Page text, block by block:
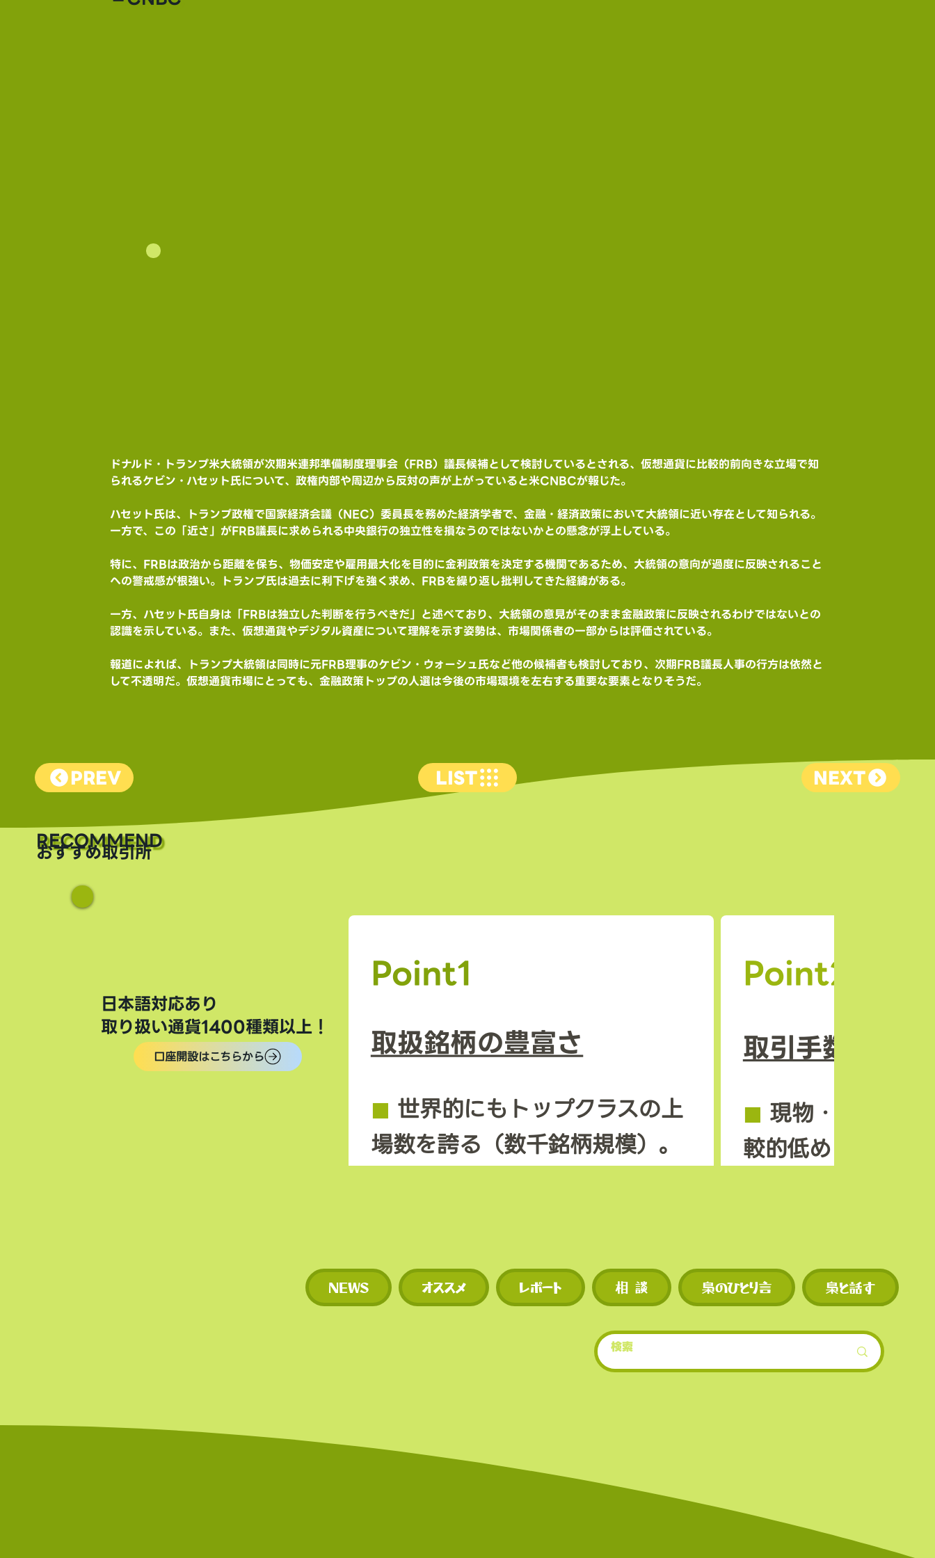
ドナルド・トランプ米大統領が次期米連邦準備制度理事会（FRB）議長候補として検討しているとされる、仮想通貨に比較的前向きな立場で知
られるケビン・ハセット氏について、政権内部や周辺から反対の声が上がっていると米CNBCが報じた。
ハセット氏は、トランプ政権で国家経済会議（NEC）委員長を務めた経済学者で、金融・経済政策において大統領に近い存在として知られる。
一方で、この「近さ」がFRB議長に求められる中央銀行の独立性を損なうのではないかとの懸念が浮上している。
特に、FRBは政治から距離を保ち、物価安定や雇用最大化を目的に金利政策を決定する機関であるため、大統領の意向が過度に反映されること
への警戒感が根強い。トランプ氏は過去に利下げを強く求め、FRBを繰り返し批判してきた経緯がある。
一方、ハセット氏自身は「FRBは独立した判断を行うべきだ」と述べており、大統領の意見がそのまま金融政策に反映されるわけではないとの
認識を示している。また、仮想通貨やデジタル資産について理解を示す姿勢は、市場関係者の一部からは評価されている。
報道によれば、トランプ大統領は同時に元FRB理事のケビン・ウォーシュ氏など他の候補者も検討しており、次期FRB議長人事の行方は依然と
して不透明だ。仮想通貨市場にとっても、金融政策トップの人選は今後の市場環境を左右する重要な要素となりそうだ。
PREV LIST NEXT
​RECOMMEND
おすすめ取引所
日本語対応あり
取り扱い通貨1400種類以上！
口座開設はこちらから
Point1
取扱銘柄の豊富さ
◼︎ 世界的にもトップクラスの上
場数を誇る（数千銘柄規模）。
多い。
​• 世界的にもトップクラスの上
場数を誇る（数千銘柄規模）。
• 新規トークンや草コインも早
世界的にもトップクラ世界的に
もトップクラスの上場数を誇る
Point2
取引手数料の
◼︎ 現物・先物とも
較的低めに設定さ
現物・先物ともに
的低めに設定され
NEWS オススメ レポート 相 談 梟のひとり言 梟と話す